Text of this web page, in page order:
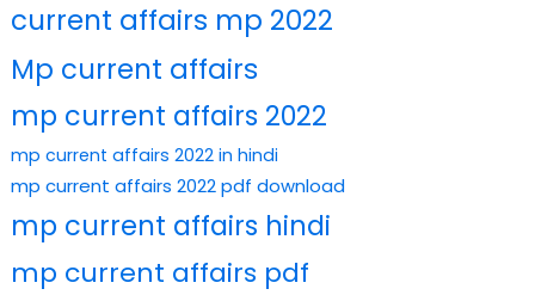
current affairs mp 2022
Mp current affairs
mp current affairs 2022
mp current affairs 2022 in hindi
mp current affairs 2022 pdf download
mp current affairs hindi
mp current affairs pdf